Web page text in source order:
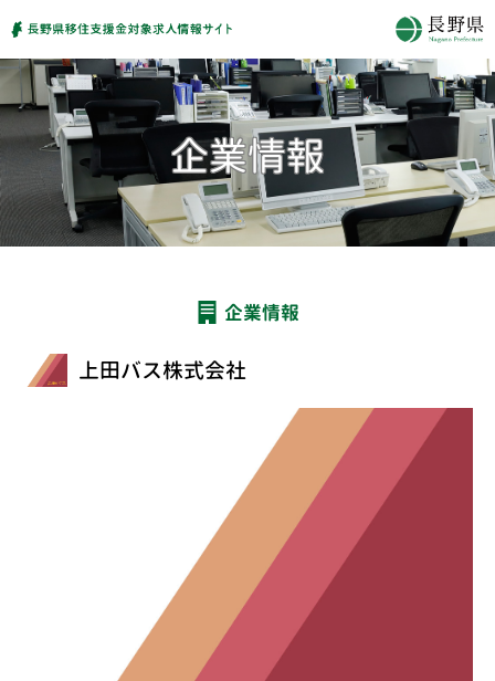
企業情報
上田バス株式会社